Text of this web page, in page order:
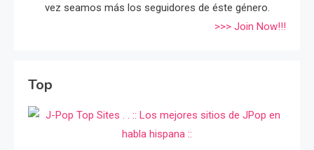
vez seamos más los seguidores de éste género.
>>> Join Now!!!
Top